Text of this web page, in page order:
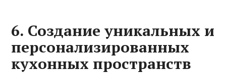
6. Создание уникальных и
персонализированных
кухонных пространств